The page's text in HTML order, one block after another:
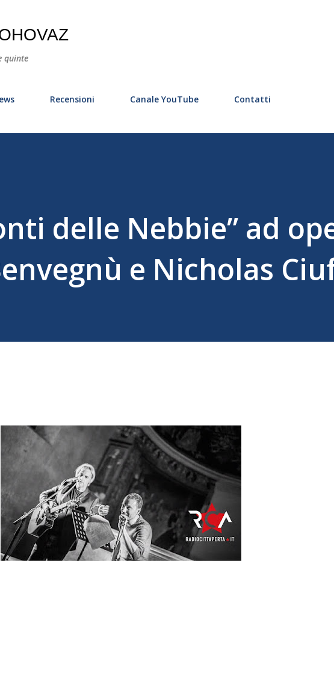
quinte
Recensioni Canale YouTube Contatti
delle Nebbie” ad
e Nicholas